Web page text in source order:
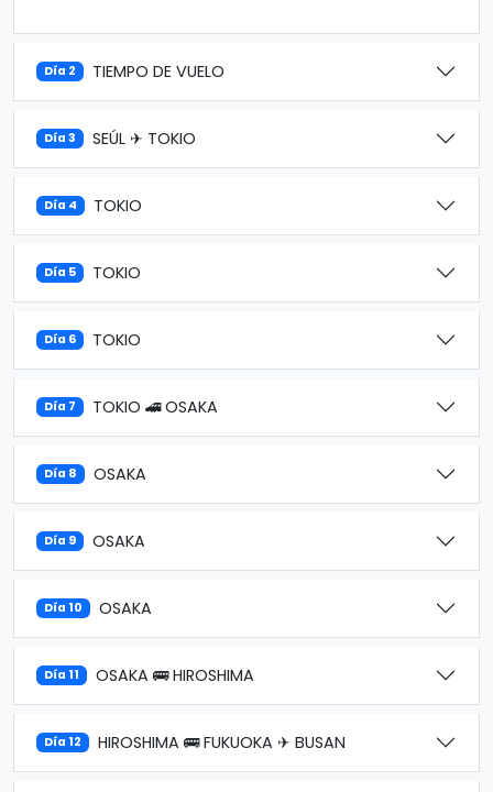
Día 2 TIEMPO DE VUELO
Día 3 SEÚL ✈ TOKIO
Día 4 TOKIO
Día 5 TOKIO
Día 6 TOKIO
Día 7 TOKIO 🚄 OSAKA
Día 8 OSAKA
Día 9 OSAKA
Día 10 OSAKA
Día 11 OSAKA 🚌 HIROSHIMA
Día 12 HIROSHIMA 🚌 FUKUOKA ✈ BUSAN